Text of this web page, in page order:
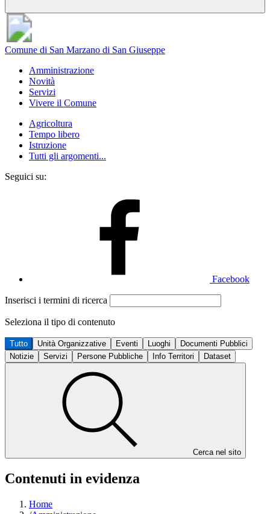
Comune di San Marzano di San Giuseppe
Amministrazione
Novità
Servizi
Vivere il Comune
Agricoltura
Tempo libero
Istruzione
Tutti gli argomenti...
Seguici su:
Facebook
Inserisci i termini di ricerca
Seleziona il tipo di contenuto
Tutto Unità Organizzative Eventi Luoghi
Documenti Pubblici
Notizie
Servizi Persone Pubbliche Info Territori Dataset
Cerca nel sito
Contenuti in evidenza
Home